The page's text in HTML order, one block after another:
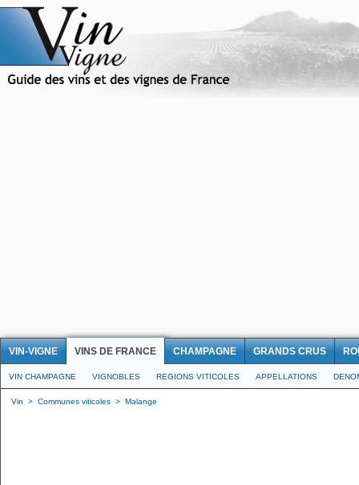
VIN-VIGNE VINS DE FRANCE CHAMPAGNE GRANDS CRUS
VIN CHAMPAGNE VIGNOBLES REGIONS VITICOLES APPELLATIONS
Vin > Communes viticoles > Malange